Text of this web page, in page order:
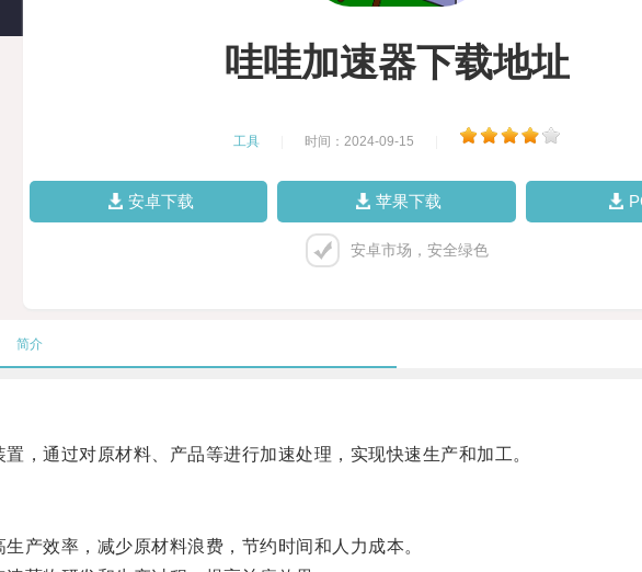
哇哇加速器下载地址
工具 时间：2024-09-15
安卓下载 苹果下载
安卓市场，安全绿色
简介
通过对原材料、产品等进行加速处理，实现快速生产和加工。
效率，减少原材料浪费，节约时间和人力成本。